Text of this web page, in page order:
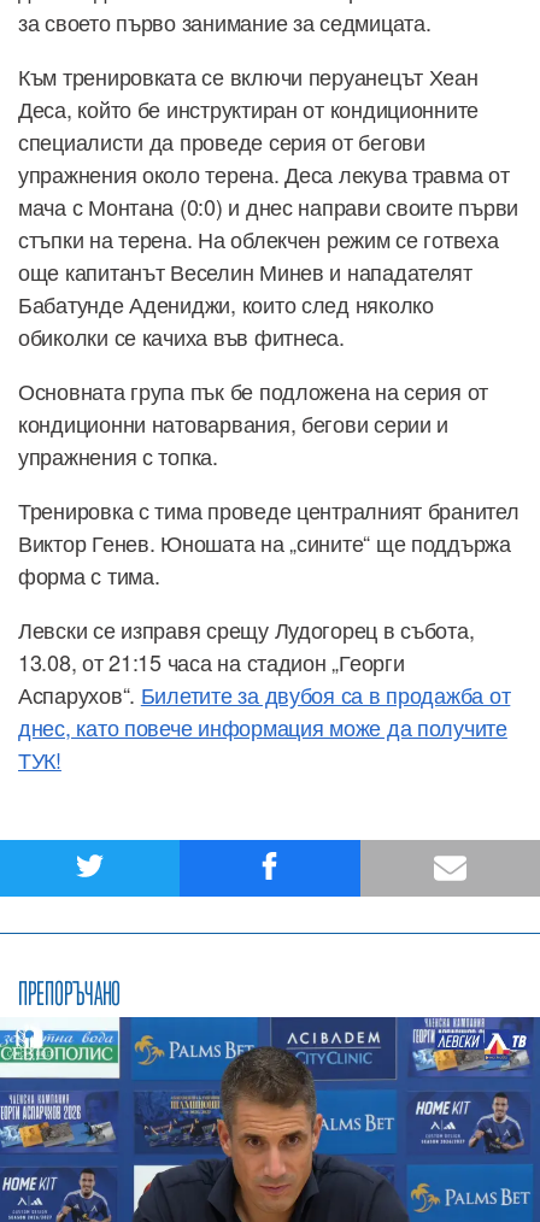
за своето първо занимание за седмицата.
Към тренировката се включи перуанецът Хеан
Деса, който бе инструктиран от кондиционните
специалисти да проведе серия от бегови
упражнения около терена. Деса лекува травма от
мача с Монтана (0:0) и днес направи своите първи
стъпки на терена. На облекчен режим се готвеха
още капитанът Веселин Минев и нападателят
Бабатунде Адениджи, които след няколко
обиколки се качиха във фитнеса.
Основната група пък бе подложена на серия от
кондиционни натоварвания, бегови серии и
упражнения с топка.
Тренировка с тима проведе централният бранител
Виктор Генев. Юношата на „сините“ ще поддържа
форма с тима.
Левски се изправя срещу Лудогорец в събота,
13.08, от 21:15 часа на стадион „Георги
Аспарухов“. Билетите за двубоя са в продажба от
днес, като повече информация може да получите
ТУК!
ПРЕПОРЪЧАНО